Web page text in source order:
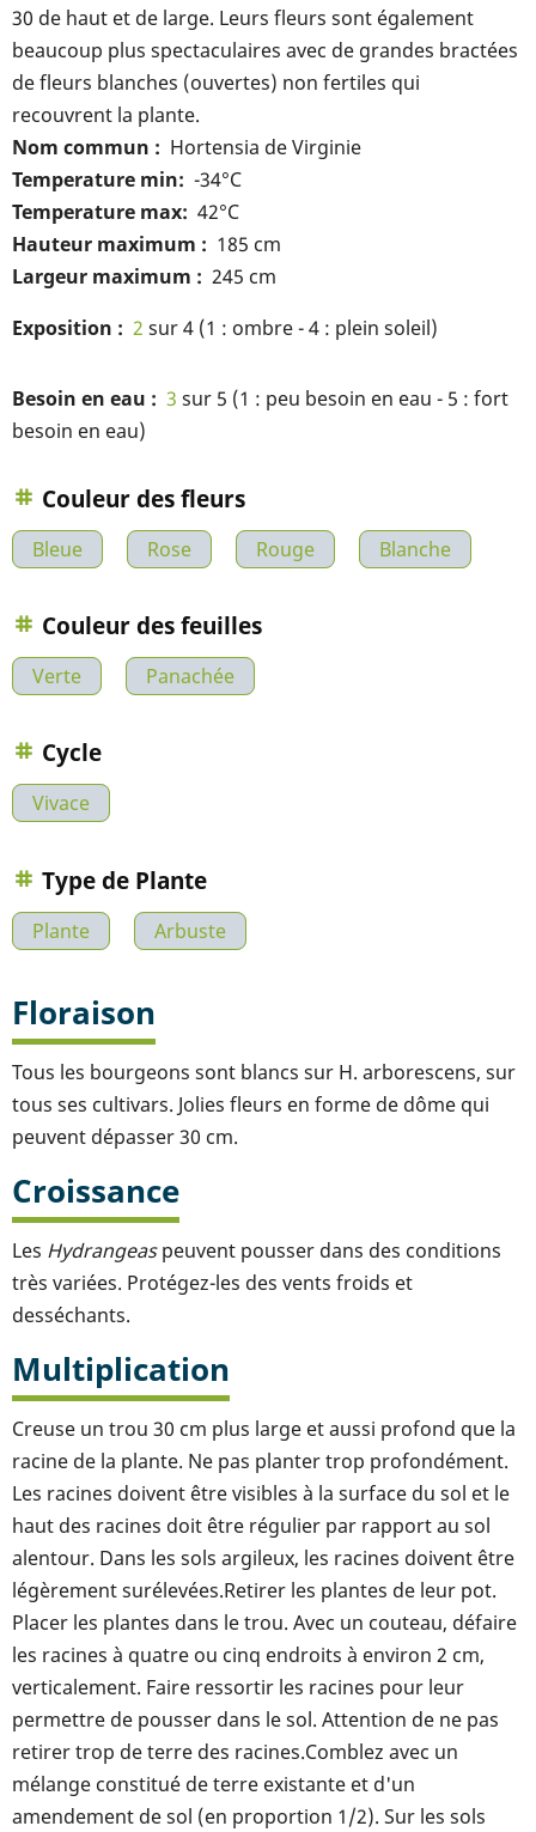
30 de haut et de large. Leurs fleurs sont également
beaucoup plus spectaculaires avec de grandes bractées
de fleurs blanches (ouvertes) non fertiles qui
recouvrent la plante.
Nom commun
Hortensia de Virginie
Temperature min
-34°C
Temperature max 42°C
Hauteur maximum
185 cm
Largeur maximum
245 cm
Exposition
2 sur 4 (1 : ombre - 4 : plein soleil)
Besoin en eau 3 sur 5 (1 : peu besoin en eau - 5 : fort
besoin en eau)
Couleur des fleurs
Bleue Rose Rouge Blanche
Couleur des feuilles
Verte Panachée
Cycle
Vivace
Type de Plante
Plante Arbuste
Floraison
Tous les bourgeons sont blancs sur H. arborescens, sur
tous ses cultivars. Jolies fleurs en forme de dôme qui
peuvent dépasser 30 cm.
Croissance
Les Hydrangeaspeuvent pousser dans des conditions
très variées. Protégez-les des vents froids et
desséchants.
Multiplication
Creuse un trou 30 cm plus large et aussi profond que la
racine de la plante. Ne pas planter trop profondément.
Les racines doivent être visibles à la surface du sol et le
haut des racines doit être régulier par rapport au sol
alentour. Dans les sols argileux, les racines doivent être
légèrement surélevées.Retirer les plantes de leur pot.
Placer les plantes dans le trou. Avec un couteau, défaire
les racines à quatre ou cinq endroits à environ 2 cm,
verticalement. Faire ressortir les racines pour leur
permettre de pousser dans le sol. Attention de ne pas
retirer trop de terre des racines.Comblez avec un
mélange constitué de terre existante et d'un
amendement de sol (en proportion 1/2). Sur les sols